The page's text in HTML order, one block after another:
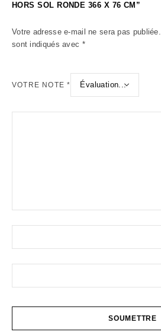
HORS SOL RONDE 366 X 76 CM”
Votre adresse e-mail ne sera pas publiée.
sont indiqués avec *
VOTRE NOTE*